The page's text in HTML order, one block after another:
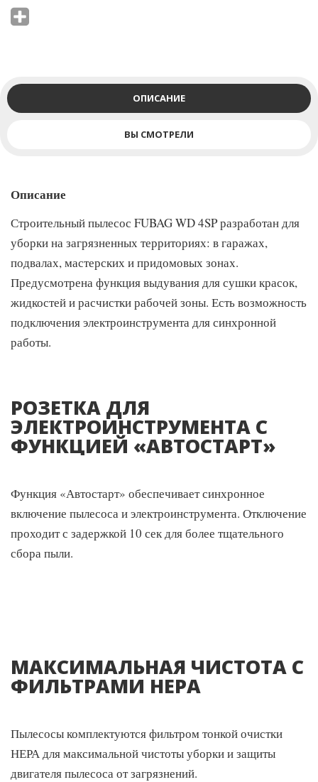
Функция «Автостарт» обеспечивает синхронное включение
ФИЛЬТРАМИ HEPA
Пылесосы комплектуются фильтром тонкой очистки НЕРА для
максимальной чистоты уборки и защиты двигателя пылесоса
от загрязнений.
Конструкционная особенность дает возможность намотать
кабель на ручку, что пригодится не только в использовании
пылесоса, но и его хранении.
УДОБНАЯ
ТРАНСПОРТИРОВКА
ОПИСАНИЕ
ВЫ СМОТРЕЛИ
Описание
Строительный пылесос FUBAG WD 4SP разработан для
уборки на загрязненных территориях: в гаражах,
подвалах, мастерских и придомовых зонах.
Предусмотрена функция выдувания для сушки красок,
жидкостей и расчистки рабочей зоны. Есть возможность
подключения электроинструмента для синхронной
работы.
РОЗЕТКА ДЛЯ
ЭЛЕКТРОИНСТРУМЕНТА С
ФУНКЦИЕЙ «АВТОСТАРТ»
Функция «Автостарт» обеспечивает синхронное
включение пылесоса и электроинструмента. Отключение
проходит с задержкой 10 сек для более тщательного
сбора пыли.
МАКСИМАЛЬНАЯ ЧИСТОТА С
ФИЛЬТРАМИ HEPA
Пылесосы комплектуются фильтром тонкой очистки
НЕРА для максимальной чистоты уборки и защиты
двигателя пылесоса от загрязнений.